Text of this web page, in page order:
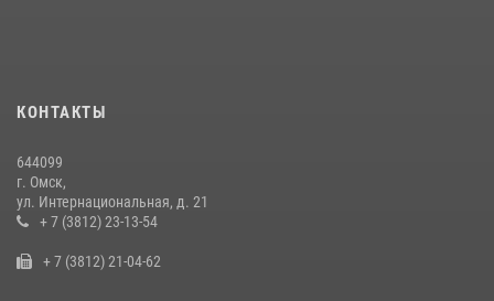
пилотирования БПЛА в Омске
Росгвардейцы приняли участие в обеспечении правопорядка на
культурно-массовых мероприятиях в г.Омске и Омской области
КОНТАКТЫ
644099
г. Омск,
ул. Интернациональная, д. 21
+ 7 (3812) 23-13-54
+ 7 (3812) 21-04-62